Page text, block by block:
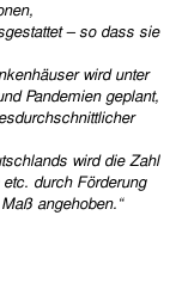
– so dass sie
wird unter
Pandemien geplant,
wird die Zahl
durch Förderung
angehoben.“